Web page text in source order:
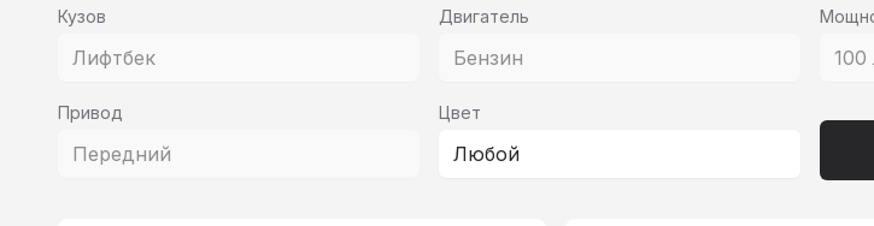
Кузов
Лифтбек
Двигатель
Бензин
Привод
Передний
Цвет
Любой